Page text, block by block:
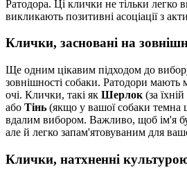
Ратодора. Ці клички не тільки легко
викликають позитивні асоціації з
Клички, засновані на
Ще одним цікавим підходом до
зовнішності собаки. Ратодори мають
очі. Клички, такі як Шерлок (за
або Тінь (якщо у вашої собаки темна
вдалим вибором. Важливо, щоб ім'я
але й легко запам'ятовуваним для
Клички, натхненні